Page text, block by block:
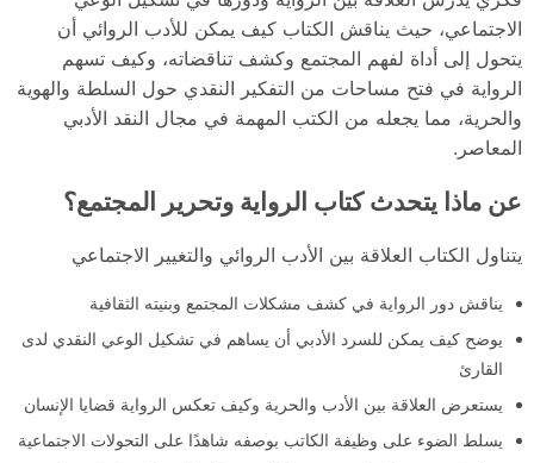
الاجتماعي، حيث يناقش الكتاب كيف يمكن للأدب الروائي أن
يتحول إلى أداة لفهم المجتمع وكشف تناقضاته، وكيف تسهم
الرواية في فتح مساحات من التفكير النقدي حول السلطة والهوية
والحرية، مما يجعله من الكتب المهمة في مجال النقد الأدبي
المعاصر.
عن ماذا يتحدث كتاب الرواية وتحرير المجتمع؟
يتناول الكتاب العلاقة بين الأدب الروائي والتغيير الاجتماعي
يناقش دور الرواية في كشف مشكلات المجتمع وبنيته الثقافية
يوضح كيف يمكن للسرد الأدبي أن يساهم في تشكيل الوعي النقدي لدى
القارئ
يستعرض العلاقة بين الأدب والحرية وكيف تعكس الرواية قضايا الإنسان
يسلط الضوء على وظيفة الكاتب بوصفه شاهدًا على التحولات الاجتماعية